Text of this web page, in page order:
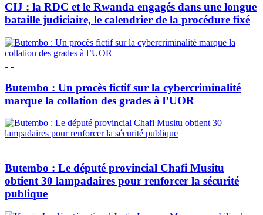
CIJ : la RDC et le Rwanda engagés dans une longue
bataille judiciaire, le calendrier de la procédure fixé
Butembo : Un procès fictif sur la cybercriminalité
marque la collation des grades à l’UOR
Butembo : Le député provincial Chafi Musitu
obtient 30 lampadaires pour renforcer la sécurité
publique